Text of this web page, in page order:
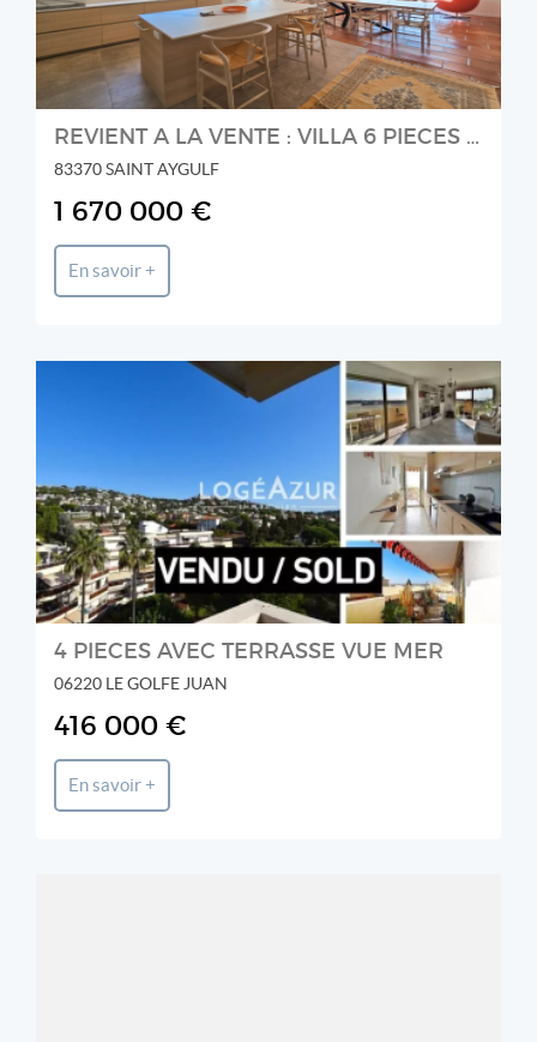
REVIENT A LA VENTE : VILLA 6 PIECES VUE MER PANORAMIQUE A VENDRE
83370 SAINT AYGULF
1 670 000 €
En savoir +
LOGÉAZUR IMMOBILIER
4 PIECES AVEC TERRASSE VUE MER
06220 LE GOLFE JUAN
416 000 €
En savoir +